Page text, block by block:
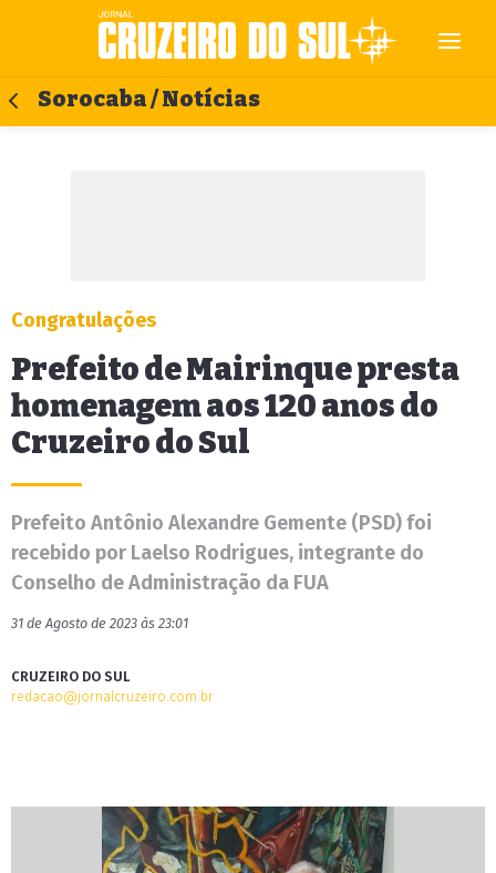
Sorocaba / Notícias
Congratulações
Prefeito de Mairinque presta
homenagem aos 120 anos do
Cruzeiro do Sul
Prefeito Antônio Alexandre Gemente (PSD) foi
recebido por Laelso Rodrigues, integrante do
Conselho de Administração da FUA
31 de Agosto de 2023 às 23:01
CRUZEIRO DO SUL
redacao@jornalcruzeiro.com.br